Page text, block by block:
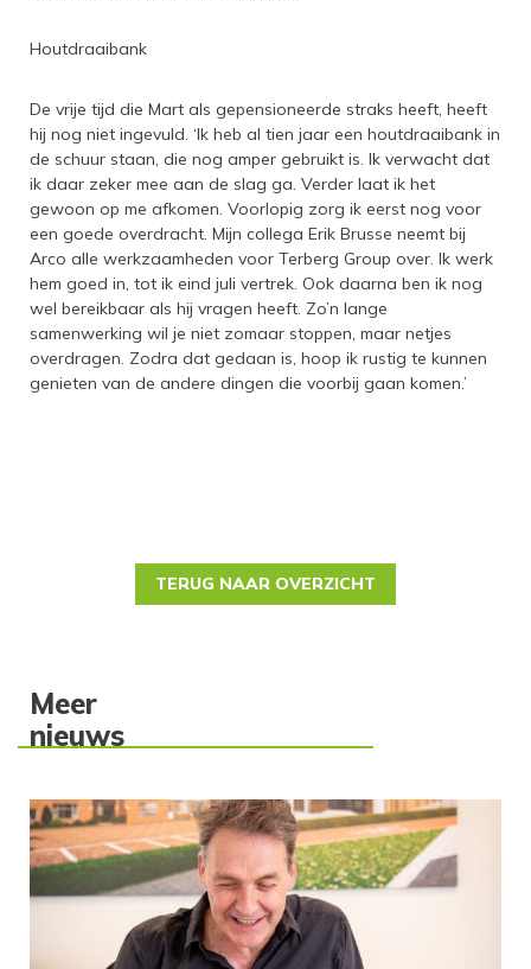
Houtdraaibank
De vrije tijd die Mart als gepensioneerde straks heeft, heeft
hij nog niet ingevuld. ‘Ik heb al tien jaar een houtdraaibank in
de schuur staan, die nog amper gebruikt is. Ik verwacht dat
ik daar zeker mee aan de slag ga. Verder laat ik het
gewoon op me afkomen. Voorlopig zorg ik eerst nog voor
een goede overdracht. Mijn collega Erik Brusse neemt bij
Arco alle werkzaamheden voor Terberg Group over. Ik werk
hem goed in, tot ik eind juli vertrek. Ook daarna ben ik nog
wel bereikbaar als hij vragen heeft. Zo’n lange
samenwerking wil je niet zomaar stoppen, maar netjes
overdragen. Zodra dat gedaan is, hoop ik rustig te kunnen
genieten van de andere dingen die voorbij gaan komen.’
TERUG NAAR OVERZICHT
Meer
nieuws